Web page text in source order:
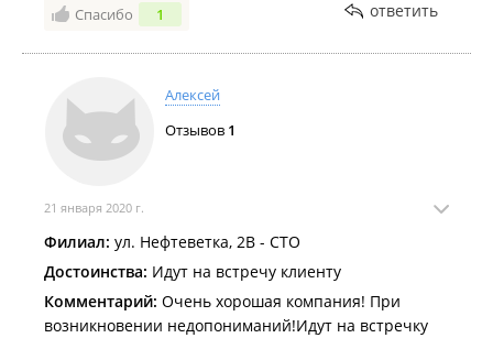
Спасибо 1 ответить
Алексей
Отзывов 1
21 января 2020 г.
Филиал: ул. Нефтеветка, 2В - СТО
Достоинства: Идут на встречу клиенту
Комментарий: Очень хорошая компания! При
возникновении недопониманий!Идут на встречку